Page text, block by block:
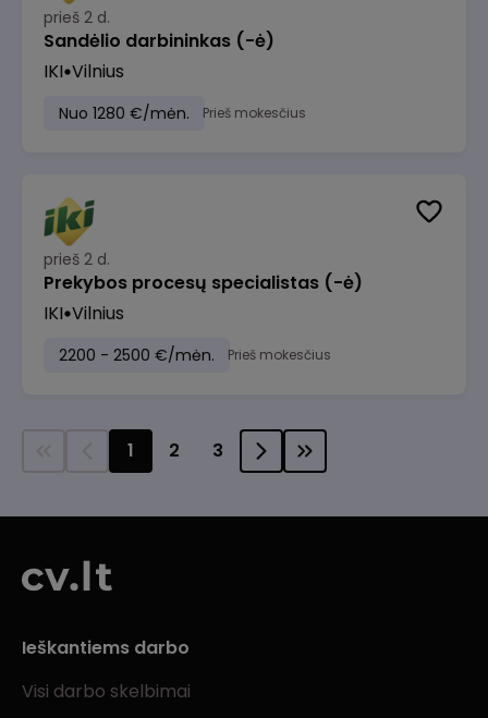
prieš 2 d.
Sandėlio darbininkas (-ė)
IKI Vilnius
Nuo 1280 €/mėn. Prieš mokesčius
prieš 2 d.
Prekybos procesų specialistas (-ė)
IKI Vilnius
2200 - 2500 €/mėn. Prieš mokesčius
1 2 3
Ieškantiems darbo
Visi darbo skelbimai